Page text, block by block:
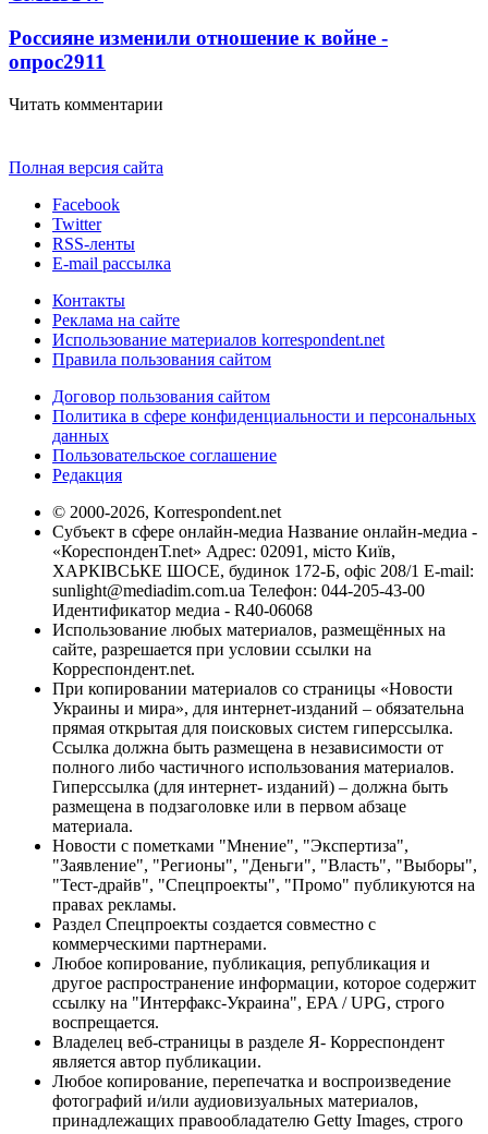
Россияне изменили отношение к войне -
опрос2911
Читать комментарии
Полная версия сайта
Facebook
Twitter
RSS-ленты
E-mail рассылка
Контакты
Реклама на сайте
Использование материалов korrespondent.net
Правила пользования сайтом
Договор пользования сайтом
Политика в сфере конфиденциальности и персональных
данных
Пользовательское соглашение
Редакция
© 2000-2026, Korrespondent.net
Субъект в сфере онлайн-медиа Название онлайн-медиа -
«КореспонденТ.net» Адрес: 02091, місто Київ,
ХАРКІВСЬКЕ ШОСЕ, будинок 172-Б, офіс 208/1 E-mail:
sunlight@mediadim.com.ua Телефон: 044-205-43-00
Идентификатор медиа - R40-06068
Использование любых материалов, размещённых на
сайте, разрешается при условии ссылки на
Корреспондент.net.
При копировании материалов со страницы «Новости
Украины и мира», для интернет-изданий – обязательна
прямая открытая для поисковых систем гиперссылка.
Ссылка должна быть размещена в независимости от
полного либо частичного использования материалов.
Гиперссылка (для интернет- изданий) – должна быть
размещена в подзаголовке или в первом абзаце
материала.
Новости с пометками "Мнение", "Экспертиза",
"Заявление", "Регионы", "Деньги", "Власть", "Выборы",
"Тест-драйв", "Спецпроекты", "Промо" публикуются на
правах рекламы.
Раздел Спецпроекты создается совместно с
коммерческими партнерами.
Любое копирование, публикация, републикация и
другое распространение информации, которое содержит
ссылку на "Интерфакс-Украина", EPA / UPG, строго
воспрещается.
Владелец веб-страницы в разделе Я- Корреспондент
является автор публикации.
Любое копирование, перепечатка и воспроизведение
фотографий и/или аудиовизуальных материалов,
принадлежащих правообладателю Getty Images, строго